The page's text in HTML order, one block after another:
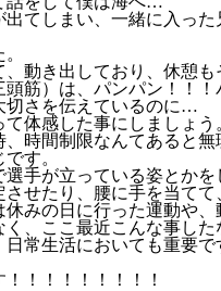
出てしまい、一緒に入っ
動き出しており、休憩も
筋）は、パンパン！！
切さを伝えているのに…
体感した事にしましょう
時間制限なんてあると
す。
選手が立っている姿とか
せたり、腰に手を当て
みの日に行った運動や
、ここ最近こんな事し
常生活においても重要
！！！！！！！！